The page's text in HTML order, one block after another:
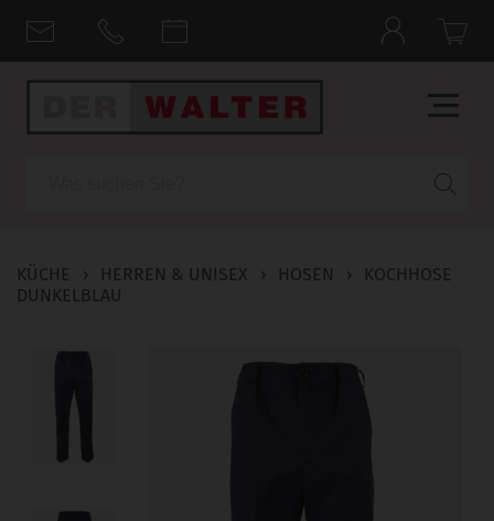
KÜCHE › HERREN & UNISEX › HOSEN ›
KOCHHOSE
DUNKELBLAU